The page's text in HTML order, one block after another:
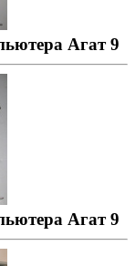
Агат 9
Агат 9